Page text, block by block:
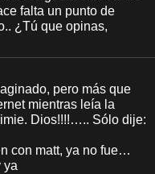
falta un punto de
¿Tú que opinas,
pero más que
mientras leía la
Dios!!!!….. Sólo dije:
con matt, ya no fue…
ya